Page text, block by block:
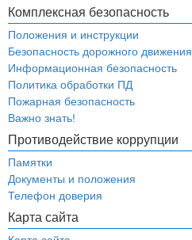
Комплексная безопасность
Положения и инструкции
Безопасность дорожного движения
Информационная безопасность
Политика обработки ПД
Пожарная безопасность
Важно знать!
Противодействие коррупции
Памятки
Документы и положения
Телефон доверия
Карта сайта